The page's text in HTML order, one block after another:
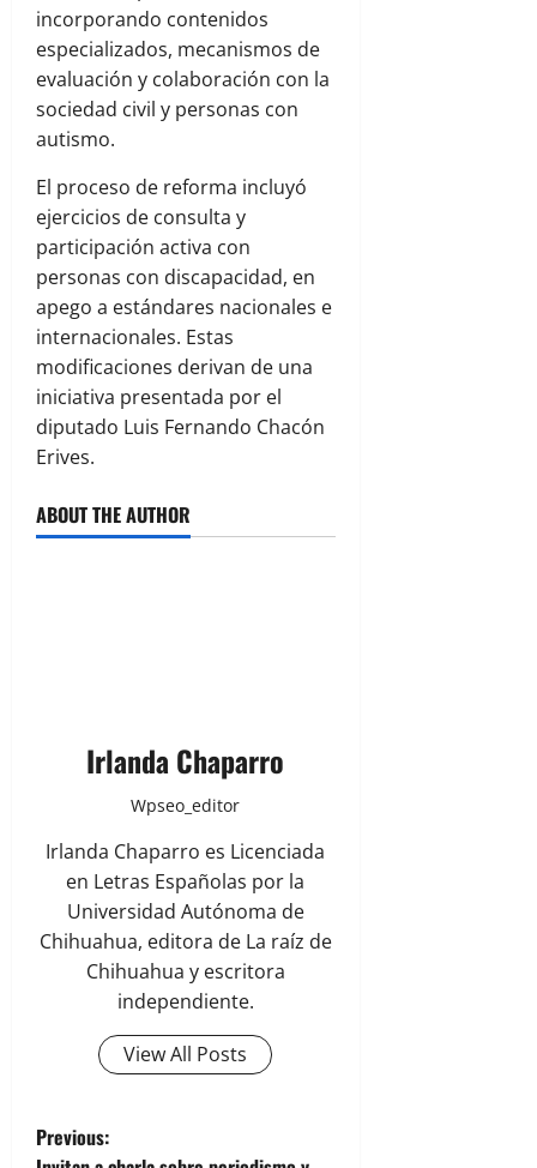
incorporando contenidos
especializados, mecanismos de
evaluación y colaboración con la
sociedad civil y personas con
autismo.
El proceso de reforma incluyó
ejercicios de consulta y
participación activa con
personas con discapacidad, en
apego a estándares nacionales e
internacionales. Estas
modificaciones derivan de una
iniciativa presentada por el
diputado Luis Fernando Chacón
Erives.
ABOUT THE AUTHOR
Irlanda Chaparro
Wpseo_editor
Irlanda Chaparro es Licenciada
en Letras Españolas por la
Universidad Autónoma de
Chihuahua, editora de La raíz de
Chihuahua y escritora
independiente.
View All Posts
P
Previous: